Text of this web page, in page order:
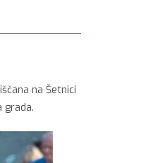
na Šetnici
grada.